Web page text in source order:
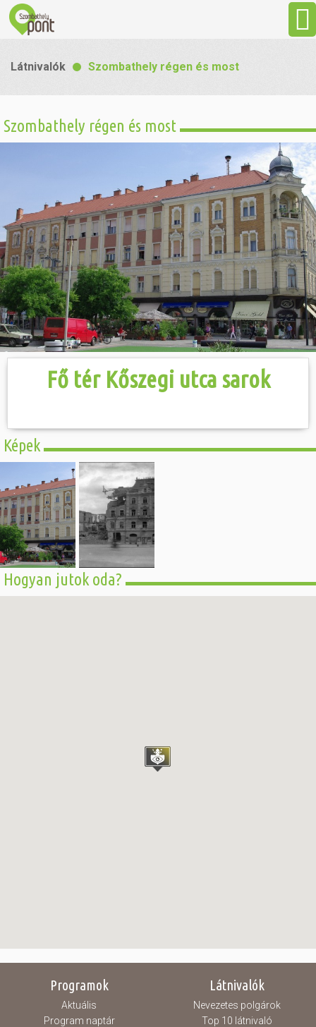
Látnivalók
Szállás
Sport
Szabadidő
Hasznos
Látnivalók Szombathely régen és most
Szombathely régen és most
Fő tér Kőszegi utca sarok
Képek
Hogyan jutok oda?
Programok
Aktuális
Program naptár
Látnivalók
Nevezetes polgárok
Top 10 látnivaló